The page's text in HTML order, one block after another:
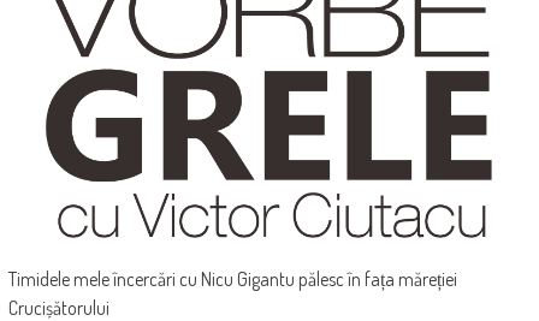
Timidele mele încercări cu Nicu Gigantu pălesc în fața măreției
Crucișătorului